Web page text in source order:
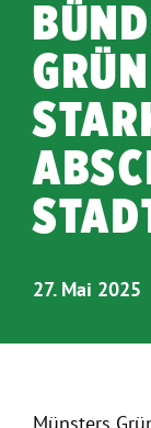
27. Mai 2025